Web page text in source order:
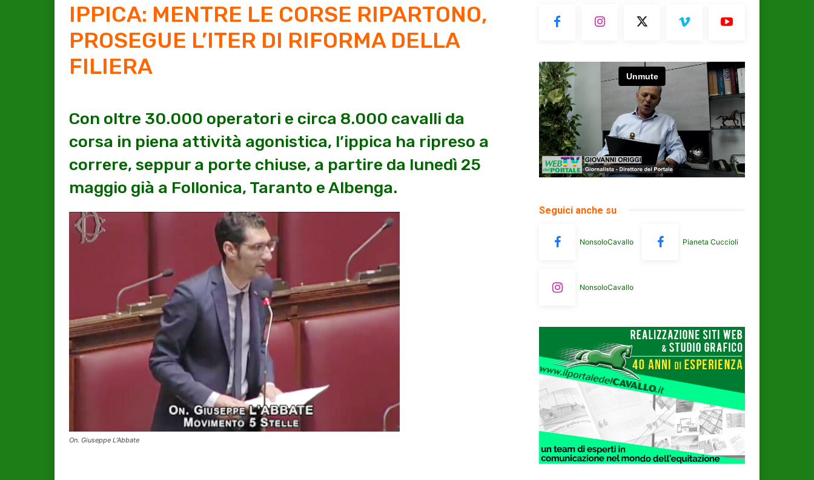
IPPICA: MENTRE LE CORSE RIPARTONO,
PROSEGUE L’ITER DI RIFORMA DELLA
FILIERA
Con oltre 30.000 operatori e circa 8.000 cavalli da
corsa in piena attività agonistica, l’ippica ha ripreso a
correre, seppur a porte chiuse, a partire da lunedì 25
maggio già a Follonica, Taranto e Albenga.
On. Giuseppe L’Abbate
Seguici anche su
NonsoloCavallo Pianeta Cuccioli
NonsoloCavallo